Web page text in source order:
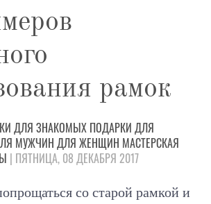
рамок
ДЛЯ ЗНАКОМЫХ ПОДАРКИ ДЛЯ
МУЖЧИН ДЛЯ ЖЕНЩИН МАСТЕРСКАЯ
| ПЯТНИЦА, 08 ДЕКАБРЯ 2017
со старой рамкой и